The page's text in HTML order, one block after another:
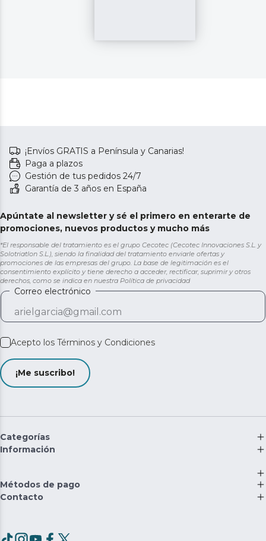
¡Envíos GRATIS a Península y Canarias!
Paga a plazos
Gestión de tus pedidos 24/7
Garantía de 3 años en España
Apúntate al newsletter y sé el primero en enterarte de
promociones, nuevos productos y mucho más
*El responsable del tratamiento es el grupo Cecotec (Cecotec Innovaciones S.L. y
Solotriatlon S.L.), siendo la finalidad del tratamiento enviarle ofertas y
promociones de las empresas del grupo. La base de legitimación es el
consentimiento explícito y tiene derecho a acceder, rectificar, suprimir y otros
derechos, como se indica en nuestra Política de privacidad
Correo electrónico
Acepto los Términos y Condiciones
¡Me suscribo!
Categorías
Información
Métodos de pago
Contacto